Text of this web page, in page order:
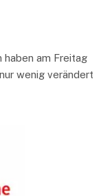
haben am Freitag
wenig verändert